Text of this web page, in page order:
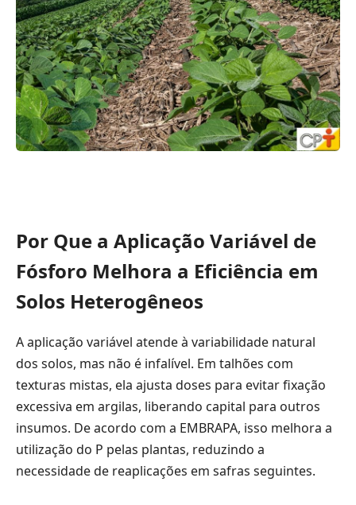
Por Que a Aplicação Variável de
Fósforo Melhora a Eficiência em
Solos Heterogêneos
A aplicação variável atende à variabilidade natural
dos solos, mas não é infalível. Em talhões com
texturas mistas, ela ajusta doses para evitar fixação
excessiva em argilas, liberando capital para outros
insumos. De acordo com a EMBRAPA, isso melhora a
utilização do P pelas plantas, reduzindo a
necessidade de reaplicações em safras seguintes.